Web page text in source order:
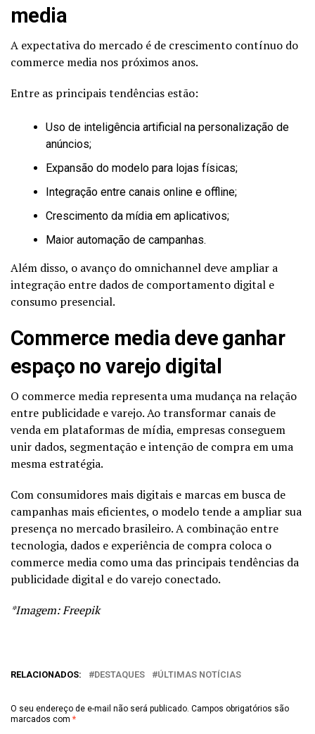
media
A expectativa do mercado é de crescimento contínuo do
commerce media nos próximos anos.
Entre as principais tendências estão:
Uso de inteligência artificial na personalização de
anúncios;
Expansão do modelo para lojas físicas;
Integração entre canais online e offline;
Crescimento da mídia em aplicativos;
Maior automação de campanhas.
Além disso, o avanço do omnichannel deve ampliar a
integração entre dados de comportamento digital e
consumo presencial.
Commerce media deve ganhar
espaço no varejo digital
O commerce media representa uma mudança na relação
entre publicidade e varejo. Ao transformar canais de
venda em plataformas de mídia, empresas conseguem
unir dados, segmentação e intenção de compra em uma
mesma estratégia.
Com consumidores mais digitais e marcas em busca de
campanhas mais eficientes, o modelo tende a ampliar sua
presença no mercado brasileiro. A combinação entre
tecnologia, dados e experiência de compra coloca o
commerce media como uma das principais tendências da
publicidade digital e do varejo conectado.
*Imagem: Freepik
RELACIONADOS: DESTAQUES ÚLTIMAS NOTÍCIAS
O seu endereço de e-mail não será publicado. Campos obrigatórios são
marcados com *